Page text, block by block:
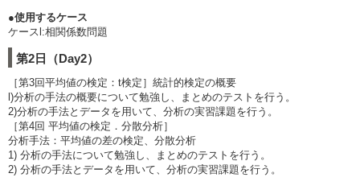
●使用するケース
ケースl:相関係数問題
第2日（Day2）
［第3回平均値の検定：t検定］統計的検定の概要
l)分析の手法の概要について勉強し、まとめのテストを行う。
2)分析の手法とデータを用いて、分析の実習課題を行う。
［第4回 平均値の検定．分散分析］
分析手法：平均値の差の検定、分散分析
1) 分析の手法について勉強し、まとめのテストを行う。
2) 分析の手法とデータを用いて、分析の実習課題を行う。